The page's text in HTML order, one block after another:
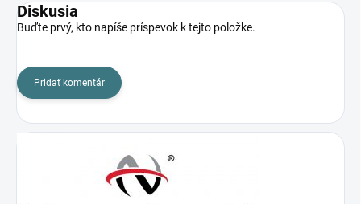
Diskusia
Buďte prvý, kto napíše príspevok k tejto položke.
Pridať komentár